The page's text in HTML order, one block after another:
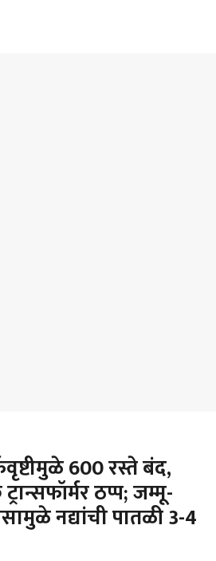
600 रस्ते बंद,
ठप्प; जम्मू-
नद्यांची पातळी 3-4